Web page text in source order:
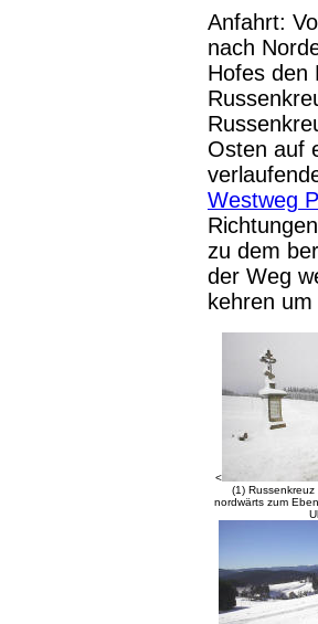
Anfahrt:
nach
Hofes den
Osten auf
Westweg
zu dem
der Weg
kehren
<
(1)
nordwärts zum